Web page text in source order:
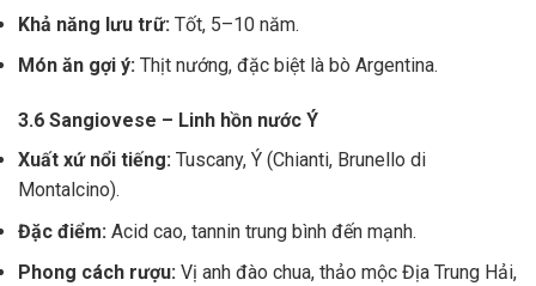
Khả năng lưu trữ: Tốt, 5–10 năm.
Món ăn gợi ý: Thịt nướng, đặc biệt là bò Argentina.
3.6 Sangiovese – Linh hồn nước Ý
Xuất xứ nổi tiếng: Tuscany, Ý (Chianti, Brunello di
Montalcino).
Đặc điểm: Acid cao, tannin trung bình đến mạnh.
Phong cách rượu: Vị anh đào chua, thảo mộc Địa Trung Hải,